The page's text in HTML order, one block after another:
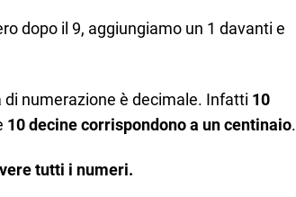
dopo il 9, aggiungiamo un 1 davanti e
numerazione è decimale. Infatti 10
10 decine corrispondono a un centinaio.
tutti i numeri.